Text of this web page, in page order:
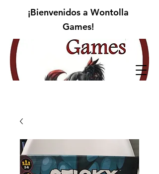
¡Bienvenidos a Wontolla
Games!